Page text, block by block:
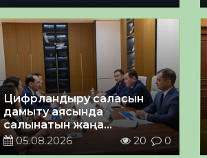
Цифрландыру саласын
дамыту аясында
салынатын жаңа
орталықтың жобасы
талқыланды
05.08.2026 20 0